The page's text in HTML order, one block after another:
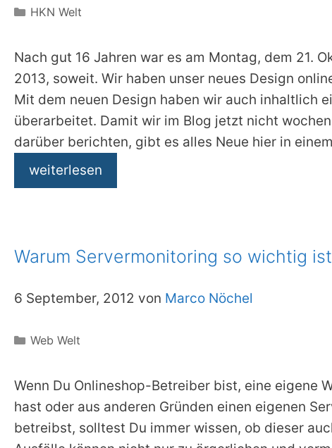
Kategorien
HKN Welt
Nach gut 16 Jahren war es am Montag, dem 21.
2013, soweit. Wir haben unser neues Design
Mit dem neuen Design haben wir auch inhaltlich
überarbeitet. Damit wir im Blog jetzt nicht
darüber berichten, gibt es alles Neue hier in
weiterlesen
Warum Servermonitoring so wichtig ist
6 September, 2012 von Marco Nöchel
Kategorien
Web Welt
Wenn Du Onlineshop-Betreiber bist, eine eigene
hast oder aus anderen Gründen einen eigenen
betreibst, solltest Du immer wissen, ob dieser